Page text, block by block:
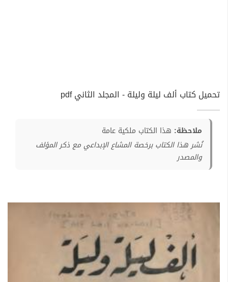
تحميل كتاب ألف ليلة وليلة - المجلد الثاني pdf
ملاحظة: هذا الكتاب ملكية عامة
نُشر هذا الكتاب برخصة المشاع الإبداعي مع ذكر المؤلف
والمصدر